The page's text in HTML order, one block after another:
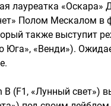
лауреатка «Оскара»
Полом Мескалом в
также выступит
Юга», «Венди»).
(F1, «Лунный свет»)